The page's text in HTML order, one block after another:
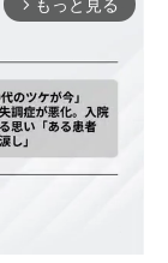
arrow_forward_ios もっと見る